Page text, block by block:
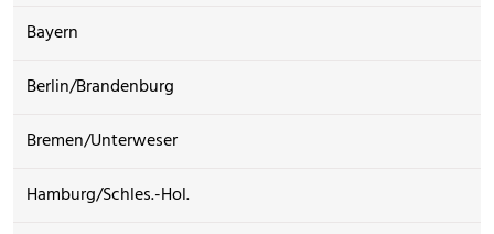
Bayern
Berlin/Brandenburg
Bremen/Unterweser
Hamburg/Schles.-Hol.